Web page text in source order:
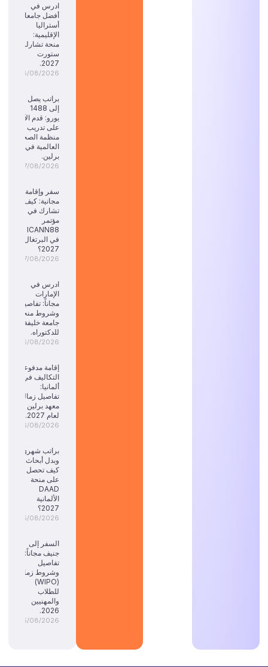
ادرس في
أفضل جامعات
أستراليا
الإقليمية:
منحة تشارلز
ستورت
2027.
08/08/2026
براتب يصل
إلى 1488
يورو: قدم الآن
على تدريب
منظمة الصحة
العالمية في
برلين.
07/08/2026
سفر وإقامة
مجانية: كيف
تشارك في
مؤتمر
ICANN88
في البرتغال
2027؟
07/08/2026
ادرس في
الإمارات
مجاناً: تفاصيل
وشروط منحة
جامعة خليفة
للدكتوراه.
06/08/2026
إقامة مدفوعة
التكاليف في
ألمانيا:
تفاصيل زمالة
معهد برلين
لعام 2027.
06/08/2026
براتب شهري
وبدل أبحاث:
كيف تحصل
على منحة
DAAD
الألمانية
2027؟
05/08/2026
السفر إلى
جنيف مجاناً:
تفاصيل
وشروط زمالة
(WIPO)
للطلاب
والمهنيين
2026.
05/08/2026